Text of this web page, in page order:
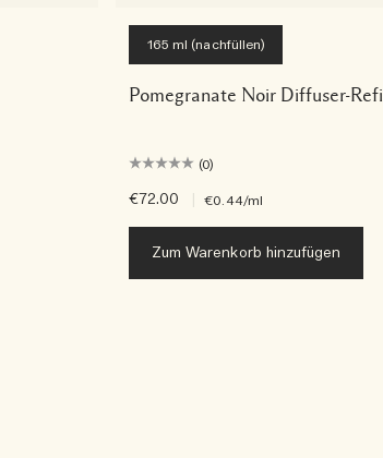
165 ml (nachfüllen)
Pomegranate Noir Diffuser-Refill
(0)
€72.00 €0.44/ml
Zum Warenkorb hinzufügen